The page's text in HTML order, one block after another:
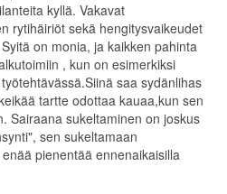
kyllä. Vakavat
rytihäiriöt sekä hengitysvaikeudet
on monia, ja kaikken pahinta
, kun on esimerkiksi
saa sydänlihas
tartte odottaa kauaa,kun sen
Sairaana sukeltaminen on joskus
sen sukeltamaan
pienentää ennenaikaisilla